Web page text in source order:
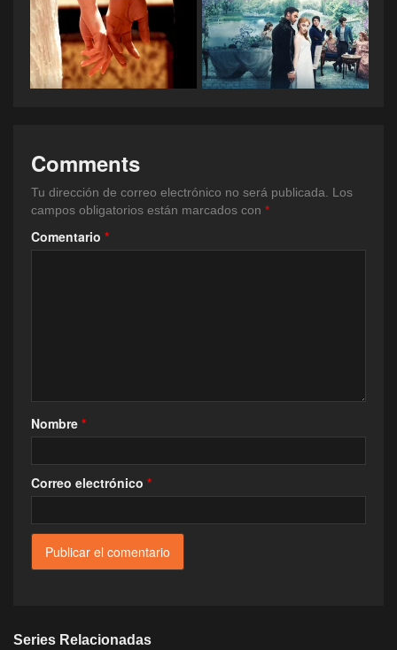
Comments
Tu dirección de correo electrónico no será publicada.
Los
campos obligatorios están marcados con *
Comentario *
Nombre *
Correo electrónico *
Series Relacionadas